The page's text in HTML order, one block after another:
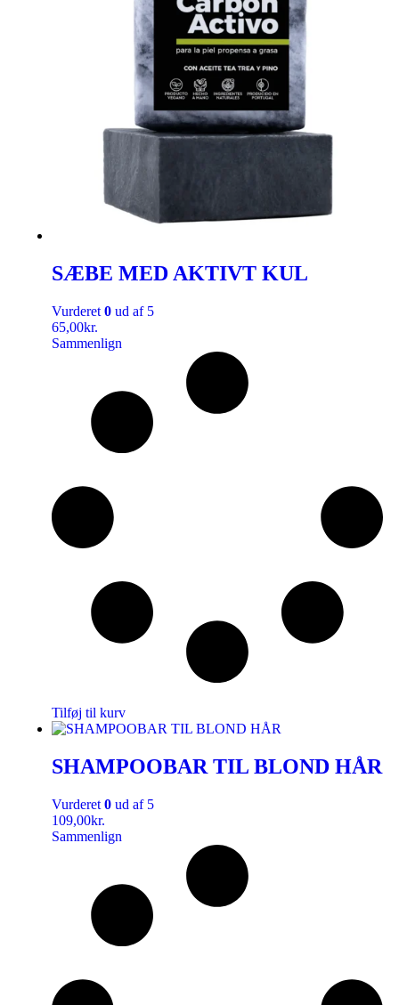
SÆBE MED AKTIVT KUL
Vurderet 0 ud af 5
65,00kr.
Sammenlign
Tilføj til kurv
SHAMPOOBAR TIL BLOND HÅR
Vurderet 0 ud af 5
109,00kr.
Sammenlign